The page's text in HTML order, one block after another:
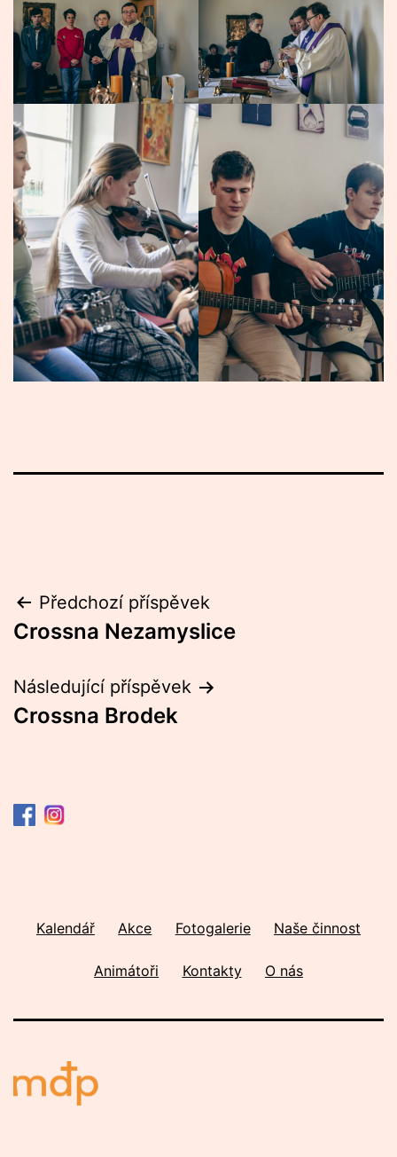
Navigace
pro
příspěvek
Předchozí příspěvek
Crossna Nezamyslice
Následující příspěvek
Crossna Brodek
Kalendář Akce Fotogalerie Naše činnost
Animátoři Kontakty O nás